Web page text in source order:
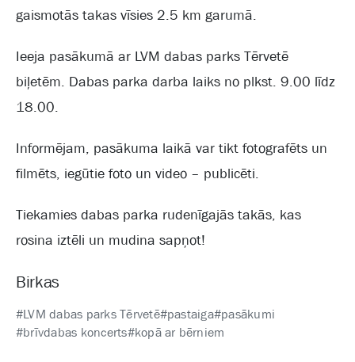
gaismotās takas vīsies 2.5 km garumā.
Ieeja pasākumā ar LVM dabas parks Tērvetē
biļetēm. Dabas parka darba laiks no plkst. 9.00 līdz
18.00.
Informējam, pasākuma laikā var tikt fotografēts un
filmēts, iegūtie foto un video – publicēti.
Tiekamies dabas parka rudenīgajās takās, kas
rosina iztēli un mudina sapņot!
Birkas
#LVM dabas parks Tērvetē#pastaiga#pasākumi
#brīvdabas koncerts#kopā ar bērniem